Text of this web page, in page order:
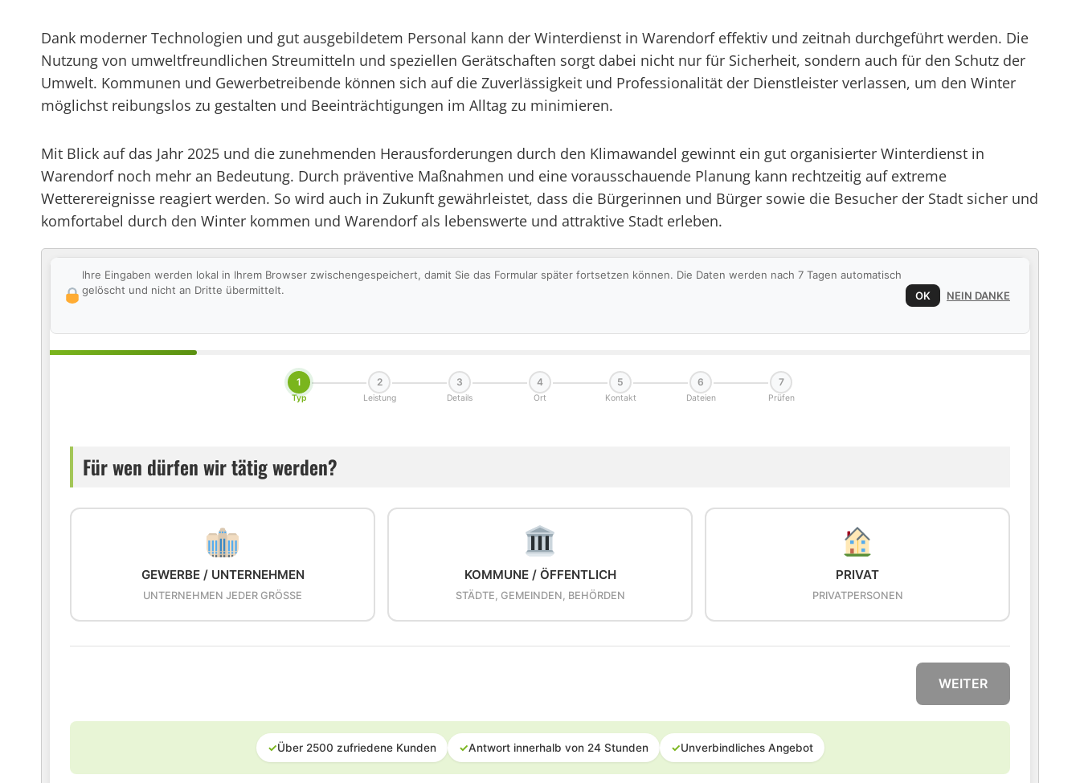
Dank moderner Technologien und gut ausgebildetem Personal kann der Winterdienst in Warendorf effektiv und zeitnah durchgeführt werden. Die
Nutzung von umweltfreundlichen Streumitteln und speziellen Gerätschaften sorgt dabei nicht nur für Sicherheit, sondern auch für den Schutz der
Umwelt. Kommunen und Gewerbetreibende können sich auf die Zuverlässigkeit und Professionalität der Dienstleister verlassen, um den Winter
möglichst reibungslos zu gestalten und Beeinträchtigungen im Alltag zu minimieren.
Mit Blick auf das Jahr 2025 und die zunehmenden Herausforderungen durch den Klimawandel gewinnt ein gut organisierter Winterdienst in
Warendorf noch mehr an Bedeutung. Durch präventive Maßnahmen und eine vorausschauende Planung kann rechtzeitig auf extreme
Wetterereignisse reagiert werden. So wird auch in Zukunft gewährleistet, dass die Bürgerinnen und Bürger sowie die Besucher der Stadt sicher und
komfortabel durch den Winter kommen und Warendorf als lebenswerte und attraktive Stadt erleben.
Ihre Eingaben werden lokal in Ihrem Browser zwischengespeichert, damit Sie das Formular später fortsetzen können. Die Daten werden nach 7 Tagen automatisch
gelöscht und nicht an Dritte übermittelt.
OK NEIN DANKE
1
Typ
2
Leistung
3
Details
4
Ort
5
Kontakt
6
Dateien
7
Prüfen
Für wen dürfen wir tätig werden?
GEWERBE / UNTERNEHMEN
UNTERNEHMEN JEDER GRÖSSE
KOMMUNE / ÖFFENTLICH
STÄDTE, GEMEINDEN, BEHÖRDEN
PRIVAT
PRIVATPERSONEN
WEITER
✓Über 2500 zufriedene Kunden ✓Antwort innerhalb von 24 Stunden ✓Unverbindliches Angebot